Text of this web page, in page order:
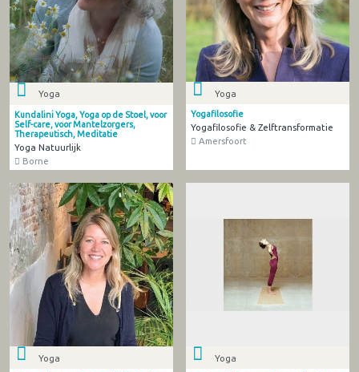
Yoga
Kundalini Yoga, Yoga op de Stoel, voor
Self-care, voor Mantelzorgers,
Therapeutisch, Meditatie
Yoga Natuurlijk
Borne
Yoga
Yogafilosofie
Yogafilosofie & Zelftransformatie
Amersfoort
Yoga Yoga